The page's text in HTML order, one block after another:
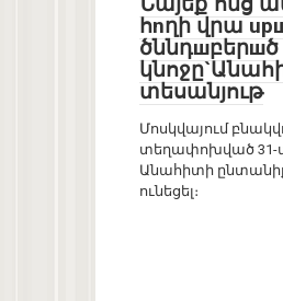
հnղի վրա
ծննդшբերшծ
տեսանյութ
Մոսկվայում
տեղափոխված 31-
Անահիտի
ունեցել։